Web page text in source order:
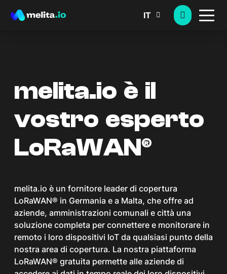
IT
melita.io è il
vostro esperto
LoRaWAN®
melita.io è un fornitore leader di copertura
LoRaWAN® in Germania e a Malta, che offre ad
aziende, amministrazioni comunali e città una
soluzione completa per connettere e monitorare in
remoto i loro dispositivi IoT da qualsiasi punto della
nostra area di copertura. La nostra piattaforma
LoRaWAN® gratuita permette alle aziende di